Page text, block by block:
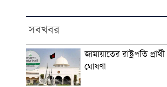
সবখবর
জামায়াতের রাষ্ট্রপতি প্রার্থী
ঘোষণা